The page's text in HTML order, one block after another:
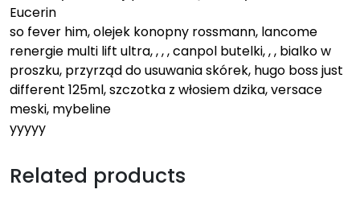
Eucerin
so fever him, olejek konopny rossmann, lancome
renergie multi lift ultra, , , , canpol butelki, , , bialko w
proszku, przyrząd do usuwania skórek, hugo boss just
different 125ml, szczotka z włosiem dzika, versace
meski, mybeline
yyyyy
Related products